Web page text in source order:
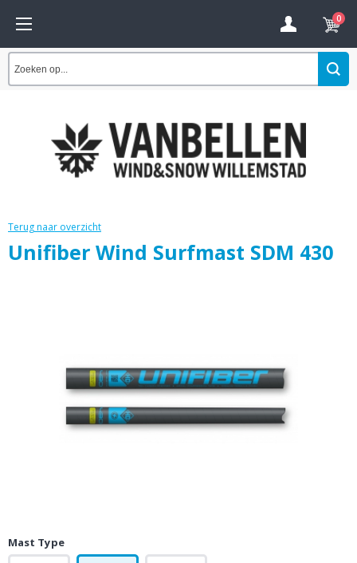
0
Terug naar overzicht
Unifiber Wind Surfmast SDM 430
Mast Type